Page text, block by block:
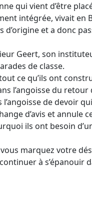
qui vient d’être
intégrée, vivait en
et a donc
Geert, son
de classe.
ce qu’ils ont
l’angoisse du
de devoir
d’avis et annule
ils ont besoin
marquez votre
à s’épanouir